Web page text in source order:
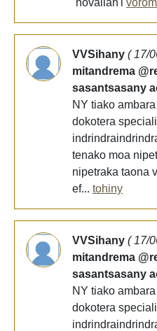
VVSihany ( 17/
mitandrema
sasantsasany
NY tiako
dokotera
tenako moa
nipetraka taona
ef... tohiny
VVSihany ( 17/
mitandrema
sasantsasany
NY tiako
dokotera